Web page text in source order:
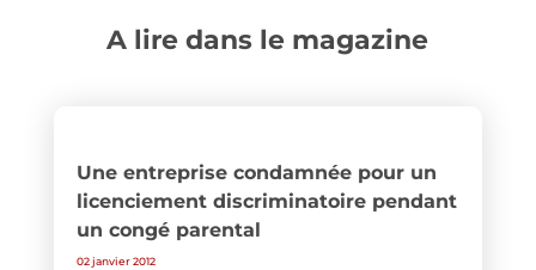
A lire dans le magazine
Une entreprise condamnée pour un
licenciement discriminatoire pendant
un congé parental
02 janvier 2012